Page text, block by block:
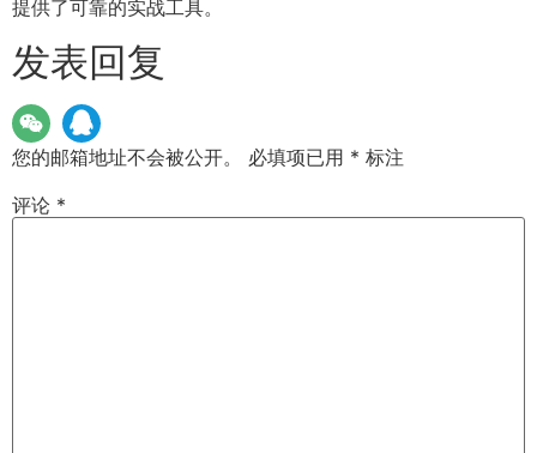
提供了可靠的实战工具。
发表回复
您的邮箱地址不会被公开。 必填项已用 * 标注
评论 *